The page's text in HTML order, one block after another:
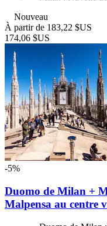
Nouveau
À partir de 183,22 $US
174,06 $US
-5%
Duomo de Milan +
Malpensa au centre